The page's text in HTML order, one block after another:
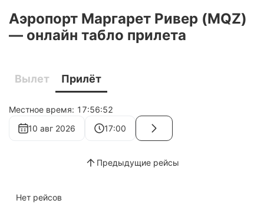
Аэропорт Маргарет Ривер (MQZ)
— онлайн табло прилета
Вылет Прилёт
Местное время: 17:56:52
10 авг 2026
17:00
Предыдущие рейсы
Нет рейсов